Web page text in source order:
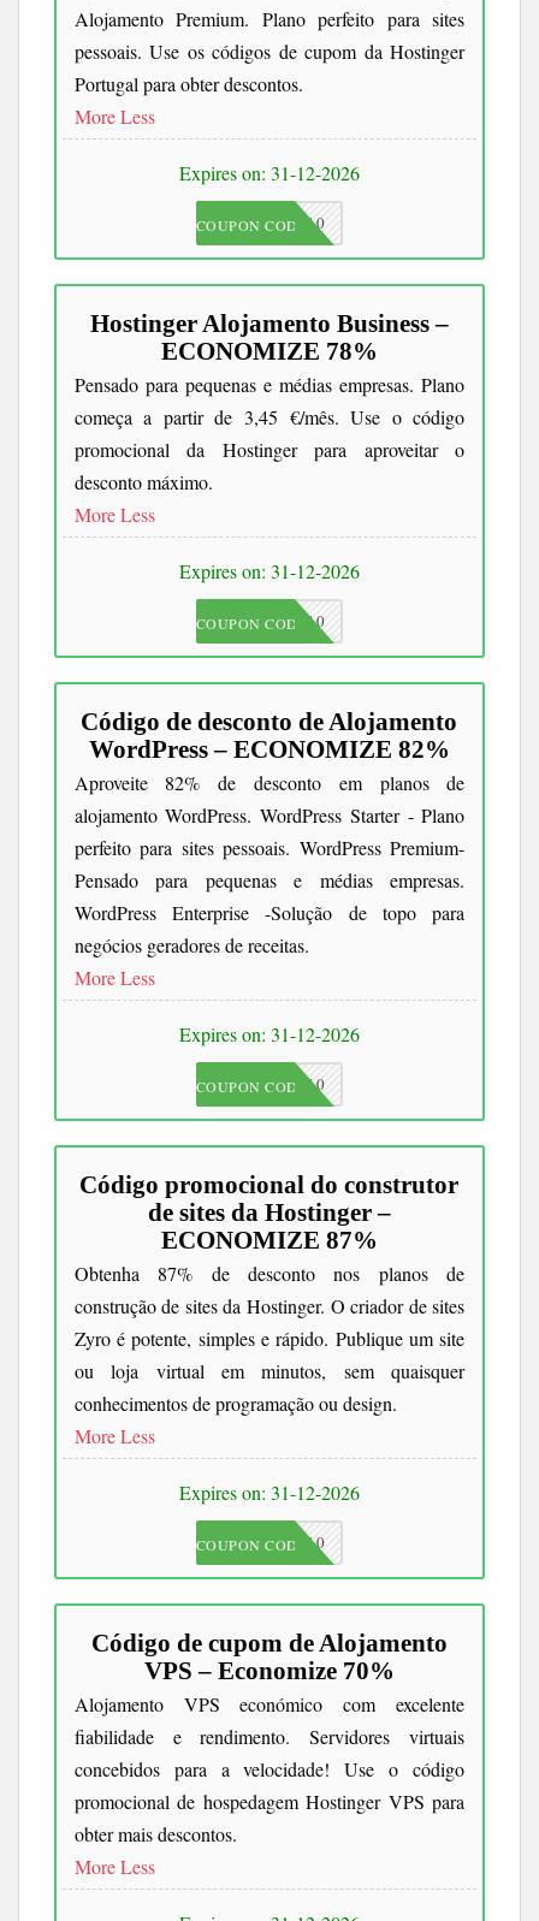
Alojamento Premium. Plano perfeito para sites
pessoais. Use os códigos de cupom da Hostinger
Portugal para obter descontos.
More Less
Expires on: 31-12-2026
JKC10
COUPON CODE
Hostinger Alojamento Business –
ECONOMIZE 78%
Pensado para pequenas e médias empresas. Plano
começa a partir de 3,45 €/mês. Use o código
promocional da Hostinger para aproveitar o
desconto máximo.
More Less
Expires on: 31-12-2026
JKC10
COUPON CODE
Código de desconto de Alojamento
WordPress – ECONOMIZE 82%
Aproveite 82% de desconto em planos de
alojamento WordPress. WordPress Starter - Plano
perfeito para sites pessoais. WordPress Premium-
Pensado para pequenas e médias empresas.
WordPress Enterprise -Solução de topo para
negócios geradores de receitas.
More Less
Expires on: 31-12-2026
JKC10
COUPON CODE
Código promocional do construtor
de sites da Hostinger –
ECONOMIZE 87%
Obtenha 87% de desconto nos planos de
construção de sites da Hostinger. O criador de sites
Zyro é potente, simples e rápido. Publique um site
ou loja virtual em minutos, sem quaisquer
conhecimentos de programação ou design.
More Less
Expires on: 31-12-2026
JKC10
COUPON CODE
Código de cupom de Alojamento
VPS – Economize 70%
Alojamento VPS económico com excelente
fiabilidade e rendimento. Servidores virtuais
concebidos para a velocidade! Use o código
promocional de hospedagem Hostinger VPS para
obter mais descontos.
More Less